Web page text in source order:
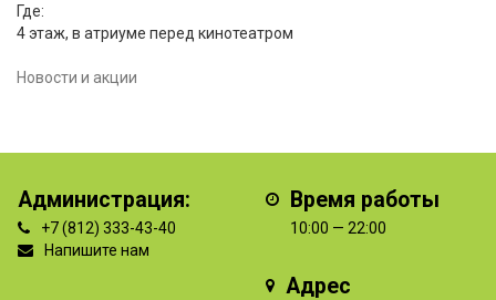
Где:
4 этаж, в атриуме перед кинотеатром
Новости и акции
Администрация:
+7 (812) 333-43-40
Напишите нам
Время работы
10:00 — 22:00
Адрес